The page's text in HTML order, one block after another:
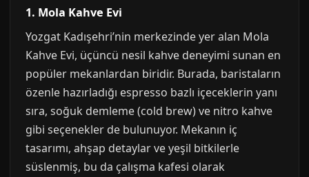
1. Mola Kahve Evi
Yozgat Kadışehri’nin merkezinde yer alan Mola
Kahve Evi, üçüncü nesil kahve deneyimi sunan en
popüler mekanlardan biridir. Burada, baristaların
özenle hazırladığı espresso bazlı içeceklerin yanı
sıra, soğuk demleme (cold brew) ve nitro kahve
gibi seçenekler de bulunuyor. Mekanın iç
tasarımı, ahşap detaylar ve yeşil bitkilerle
süslenmiş, bu da çalışma kafesi olarak